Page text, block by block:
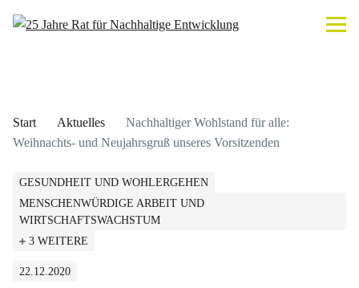
Start Aktuelles
Nachhaltiger Wohlstand für alle:
Weihnachts- und Neujahrsgruß unseres Vorsitzenden
GESUNDHEIT UND WOHLERGEHEN
MENSCHENWÜRDIGE ARBEIT UND
WIRTSCHAFTSWACHSTUM
3 WEITERE
22.12.2020